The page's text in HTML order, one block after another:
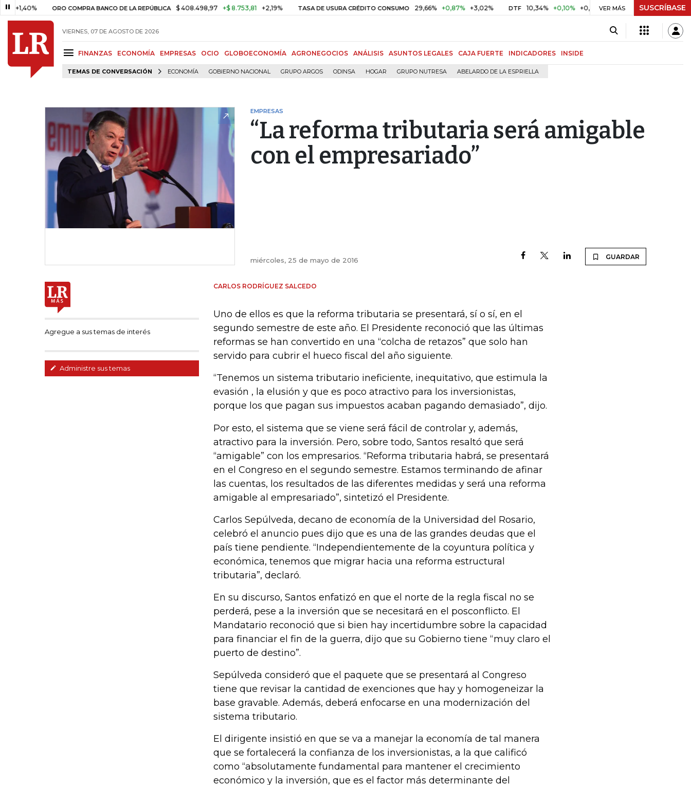
ORO COMPRA BANCO DE LA REPÚBLICA $ 408.498,97 +$ 8.753,81 +2,19% TASA DE USURA CRÉDITO CONSUMO 29,66% +0,87% +3,02% DTF 10,34% +0,10% +0,98% UVR $ 416,91 +$ 0,05 +0,01%
VER MÁS SUSCRÍBASE
VIERNES, 07 DE AGOSTO DE 2026
FINANZAS ECONOMÍA EMPRESAS OCIO GLOBOECONOMÍA AGRONEGOCIOS ANÁLISIS ASUNTOS LEGALES CAJA FUERTE INDICADORES INSIDE
TEMAS DE CONVERSACIÓN ECONOMÍA GOBIERNO NACIONAL GRUPO ARGOS ODINSA HOGAR GRUPO NUTRESA ABELARDO DE LA ESPRIELLA
EMPRESAS
“La reforma tributaria será amigable
con el empresariado”
miércoles, 25 de mayo de 2016 GUARDAR
Agregue a sus temas de interés
Administre sus temas
CARLOS RODRÍGUEZ SALCEDO
Uno de ellos es que la reforma tributaria se presentará, sí o sí, en el
segundo semestre de este año. El Presidente reconoció que las últimas
reformas se han convertido en una “colcha de retazos” que solo han
servido para cubrir el hueco fiscal del año siguiente.
“Tenemos un sistema tributario ineficiente, inequitativo, que estimula la
evasión , la elusión y que es poco atractivo para los inversionistas,
porque los que pagan sus impuestos acaban pagando demasiado”, dijo.
Por esto, el sistema que se viene será fácil de controlar y, además,
atractivo para la inversión. Pero, sobre todo, Santos resaltó que será
“amigable” con los empresarios. “Reforma tributaria habrá, se presentará
en el Congreso en el segundo semestre. Estamos terminando de afinar
las cuentas, los resultados de las diferentes medidas y será una reforma
amigable al empresariado”, sintetizó el Presidente.
Carlos Sepúlveda, decano de economía de la Universidad del Rosario,
celebró el anuncio pues dijo que es una de las grandes deudas que el
país tiene pendiente. “Independientemente de la coyuntura política y
económica, tenemos que migrar hacia una reforma estructural
tributaria”, declaró.
En su discurso, Santos enfatizó en que el norte de la regla fiscal no se
perderá, pese a la inversión que se necesitará en el posconflicto. El
Mandatario reconoció que si bien hay incertidumbre sobre la capacidad
para financiar el fin de la guerra, dijo que su Gobierno tiene “muy claro el
puerto de destino”.
Sepúlveda consideró que el paquete que se presentará al Congreso
tiene que revisar la cantidad de exenciones que hay y homogeneizar la
base gravable. Además, deberá enfocarse en una modernización del
sistema tributario.
El dirigente insistió en que se va a manejar la economía de tal manera
que se fortalecerá la confianza de los inversionistas, a la que calificó
como “absolutamente fundamental para mantener el crecimiento
económico y la inversión, que es el factor más determinante del